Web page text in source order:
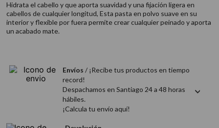
Hidrata el cabello y que aporta suavidad y una fijación ligera en
cabellos de cualquier longitud, Esta pasta en polvo suave en su
interior y flexible por fuera permite crear cualquier peinado y aporta
un acabado mate.
Envíos / ¡Recibe tus productos en tiempo
record!
Despachamos en Santiago 24 a 48 horas
hábiles.
¡Calcula tu envío aquí!
9. acondicionador
10. protector térmico